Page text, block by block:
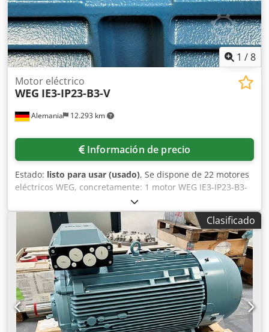
1 /8
Alemania 12.293 km
Motor eléctrico
WEG IE3-IP23-B3-V
Información de precio
Estado: listo para usar (usado), Se dispone de 22 motores
eléctricos WEG, concretamente: 1 motor WEG IE3-IP23-B3-
V, 1 motor WEG IE3-IP55-B35-FF500-V, 2 motores WEG IE3-
IP23-B35-FF600-F, 3 motores WEG IE3-IP23-B35-FF400-F, con
una potencia nominal de 37 kW; 1 motor WEG IE3-IP23-B3-
F, con una potencia nominal de 75 kW; 2 motores WEG IE3-
IP23-B35-FF600-F, 1 motor WEG IE3-IP23-B35-FF600-F, 1
motor WEG IE3-IP23-B35-FF500-V, con una potencia
nominal de 47 kW; 5 motores WEG IE3-IP23-B35-FF600-V,
con una potencia nominal de 113 kW; 1 motor WEG IE3-
IP23-B3-V, con una potencia nominal de 113 kW; 1 motor
WEG IE3-IP23-B3-V, con una potencia nominal de 91 kW; 1
motor WEG IE3-IP23-B3-V, con una potencia nominal de
Clasificado